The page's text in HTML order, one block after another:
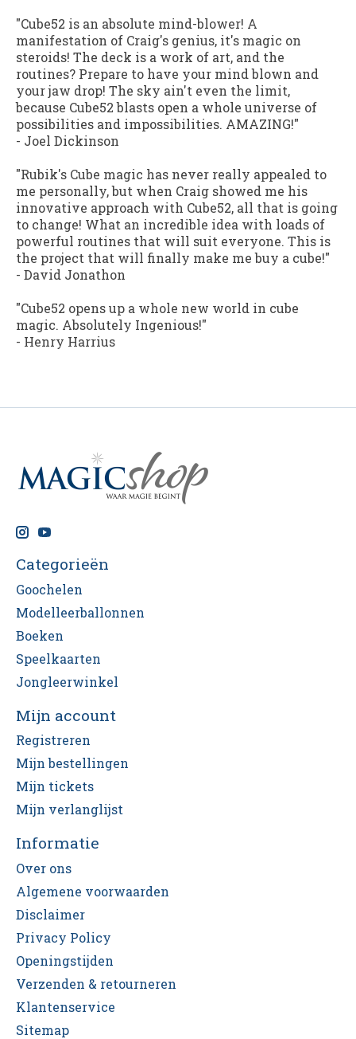
"Cube52 is an absolute mind-blower! A
manifestation of Craig's genius, it's magic on
steroids! The deck is a work of art, and the
routines? Prepare to have your mind blown and
your jaw drop! The sky ain't even the limit,
because Cube52 blasts open a whole universe of
possibilities and impossibilities. AMAZING!"
- Joel Dickinson
"Rubik's Cube magic has never really appealed to
me personally, but when Craig showed me his
innovative approach with Cube52, all that is going
to change! What an incredible idea with loads of
powerful routines that will suit everyone. This is
the project that will finally make me buy a cube!"
- David Jonathon
"Cube52 opens up a whole new world in cube
magic. Absolutely Ingenious!"
- Henry Harrius
Categorieën
Goochelen
Modelleerballonnen
Boeken
Speelkaarten
Jongleerwinkel
Mijn account
Registreren
Mijn bestellingen
Mijn tickets
Mijn verlanglijst
Informatie
Over ons
Algemene voorwaarden
Disclaimer
Privacy Policy
Openingstijden
Verzenden & retourneren
Klantenservice
Sitemap